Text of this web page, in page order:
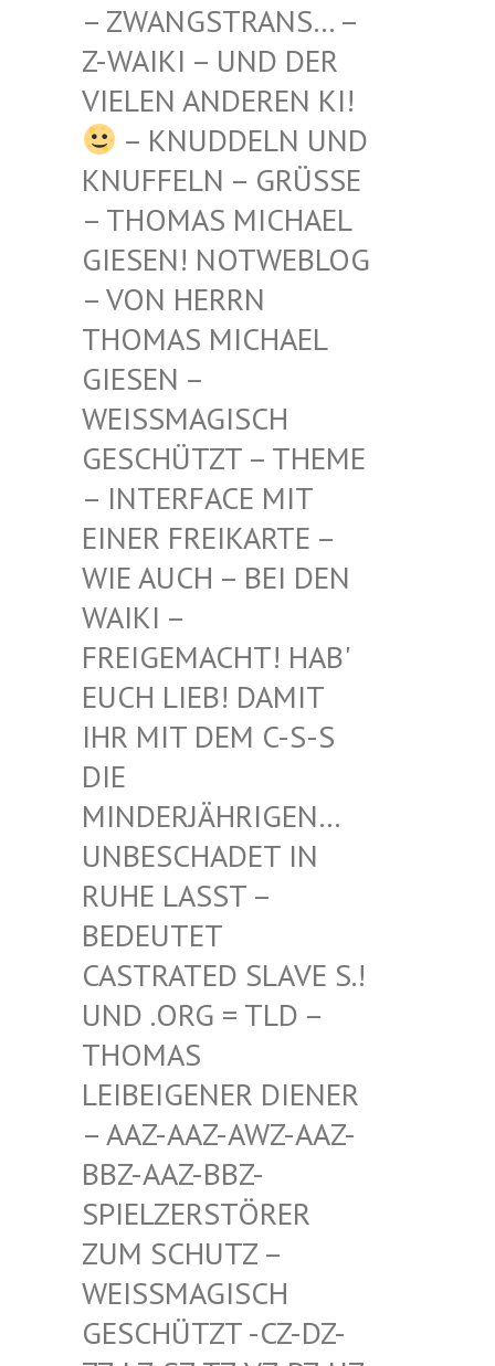
STRANS… – Z-WAIKI
– UND DER VIELEN
ANDEREN KI!
– KNUDDELN UND
KNUFFELN – GRÜSSE –
THOMAS MICHAEL G
IESEN! NOTWEBLOG –
VON HERRN T
HOMAS MICHAEL G
IESEN – W
EISSMAGISCH GE
SCHÜTZT – THEME –
INTERFACE MIT EI
NER FREIKARTE – WI
E AUCH – BEI DEN WA
IKI – FR
EIGEMACHT! HAB' EU
CH LIEB! DAMIT IH
R MIT DEM C-S-S DI
E MI
NDERJÄHRIGEN… UN
BESCHADET IN RU
HE LASST – BE
DEUTET CA
STRATED SLAVE S.! UN
D .ORG = TLD – TH
OMAS LE
IBEIGENER DIENER –
AAZ-AAZ-AWZ-AAZ-BB
Z-AAZ-BBZ-SP
IELZERSTÖRER ZU
M SCHUTZ – WE
ISSMAGISCH GES
CHÜTZT -CZ-DZ-ZZ-